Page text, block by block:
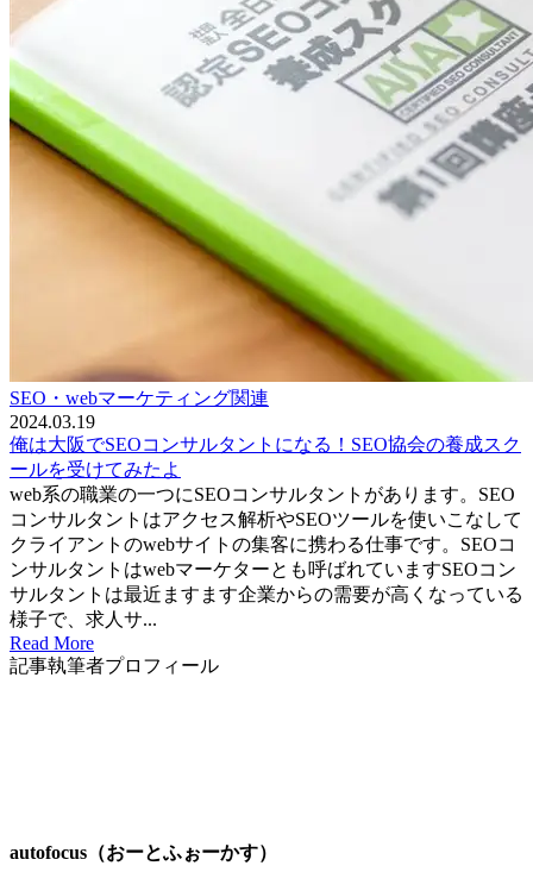
SEO・webマーケティング関連
2024.03.19
俺は大阪でSEOコンサルタントになる！SEO協会の養成スク
ールを受けてみたよ
web系の職業の一つにSEOコンサルタントがあります。SEO
コンサルタントはアクセス解析やSEOツールを使いこなして
クライアントのwebサイトの集客に携わる仕事です。SEOコ
ンサルタントはwebマーケターとも呼ばれていますSEOコン
サルタントは最近ますます企業からの需要が高くなっている
様子で、求人サ...
Read More
記事執筆者プロフィール
autofocus（おーとふぉーかす）